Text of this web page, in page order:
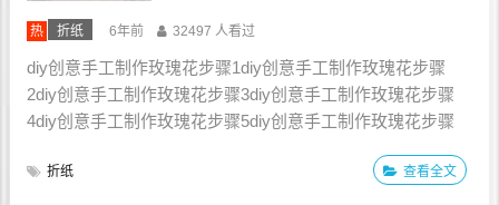
热 折纸 6年前 32497 人看过
diy创意手工制作玫瑰花步骤1diy创意手工制作玫瑰花步骤
2diy创意手工制作玫瑰花步骤3diy创意手工制作玫瑰花步骤
4diy创意手工制作玫瑰花步骤5diy创意手工制作玫瑰花步骤
8diy创意手工制作玫瑰花步骤9diy创意手工制作玫瑰花步骤
折纸 查看全文